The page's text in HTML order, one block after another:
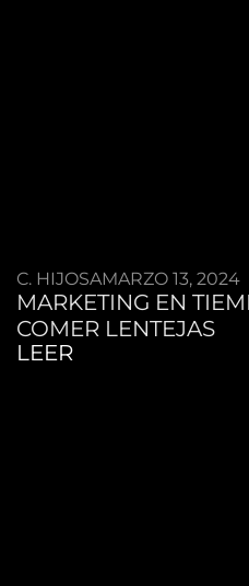
C. HIJOSAMARZO 13, 2024
MARKETING EN
COMER LENTEJAS
LEER